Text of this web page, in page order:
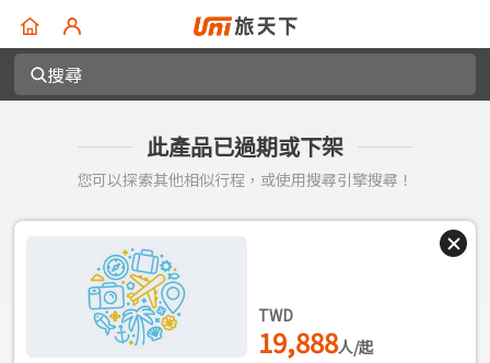
搜尋
此產品已過期或下架
您可以探索其他相似行程，或使用搜尋引擎搜尋！
TWD
19,888人/起